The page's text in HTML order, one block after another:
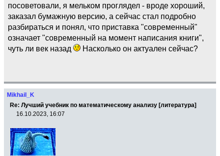
посоветовали, я мельком проглядел - вроде хороший,
заказал бумажную версию, а сейчас стал подробно
разбираться и понял, что приставка "современный"
означает "современный на момент написания книги",
чуть ли век назад
Насколько он актуален сейчас?
Mikhail_K
Re: Лучший учебник по математическому анализу [литература]
16.10.2023, 16:07